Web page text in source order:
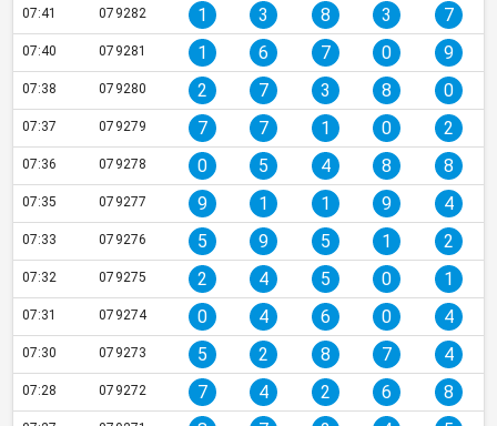
07:41 079282 1 3 8 3 7
07:40 079281 1 6 7 0 9
07:38 079280 2 7 3 8 0
07:37 079279 7 7 1 0 2
07:36 079278 0 5 4 8 8
07:35 079277 9 1 1 9 4
07:33 079276 5 9 5 1 2
07:32 079275 2 4 5 0 1
07:31 079274 0 4 6 0 4
07:30 079273 5 2 8 7 4
07:28 079272 7 4 2 6 8